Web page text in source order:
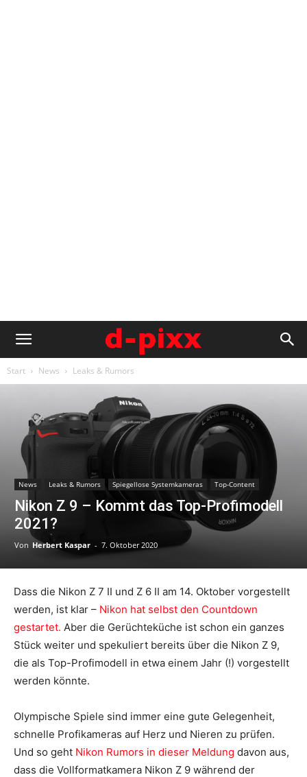
Start News Leaks & Rumors
News Leaks & Rumors Spiegellose Systemkameras Top-Content
Nikon Z 9 – Kommt das Top-Profimodell
2021?
Von Herbert Kaspar - 7. Oktober 2020
Dass die Nikon Z 7 II und Z 6 II am 14. Oktober vorgestellt
werden, ist klar – Nikon hat selbst den Countdown
gestartet. Aber die Gerüchteküche ist schon ein ganzes
Stück weiter und spekuliert bereits über die Nikon Z 9,
die als Top-Profimodell in etwa einem Jahr (!) vorgestellt
werden könnte.
Olympische Spiele sind immer eine gute Gelegenheit,
schnelle Profikameras auf Herz und Nieren zu prüfen.
Und so geht Nikon Rumors in dieser Meldung davon aus,
dass die Vollformatkamera Nikon Z 9 während der